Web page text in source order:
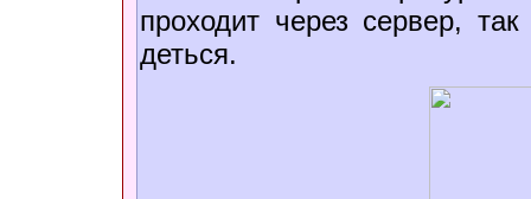
проходит через сервер,
деться.